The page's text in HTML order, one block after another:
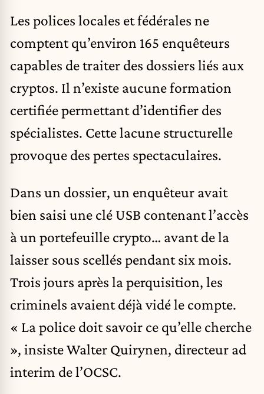
Les polices locales et fédérales ne
comptent qu’environ 165 enquêteurs
capables de traiter des dossiers liés aux
cryptos. Il n’existe aucune formation
certifiée permettant d’identifier des
spécialistes. Cette lacune structurelle
provoque des pertes spectaculaires.
Dans un dossier, un enquêteur avait
bien saisi une clé USB contenant l’accès
à un portefeuille crypto… avant de la
laisser sous scellés pendant six mois.
Trois jours après la perquisition, les
criminels avaient déjà vidé le compte.
« La police doit savoir ce qu’elle cherche
», insiste Walter Quirynen, directeur ad
interim de l’OCSC.